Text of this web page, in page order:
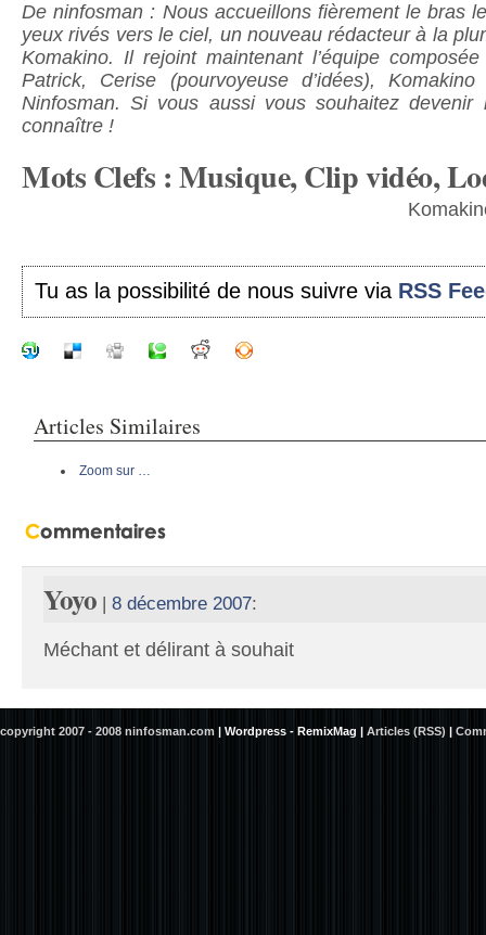
De ninfosman : Nous accueillons fièrement le bras
yeux rivés vers le ciel, un nouveau rédacteur à la
Komakino. Il rejoint maintenant l’équipe
Patrick, Cerise (pourvoyeuse d’idées),
Ninfosman. Si vous aussi vous souhaitez devenir
connaître !
Mots Clefs : Musique, Clip vidéo,
Tu as la possibilité de nous suivre via RSS
Articles Similaires
Zoom sur …
Yoyo |8 décembre 2007:
Méchant et délirant à souhait
copyright 2007 - 2008 ninfosman.com | Wordpress - RemixMag | Articles (RSS) |